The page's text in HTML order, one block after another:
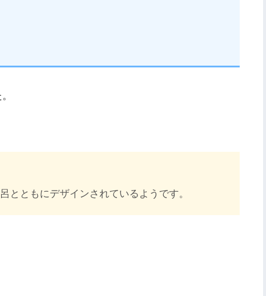
とともにデザインされているようです。